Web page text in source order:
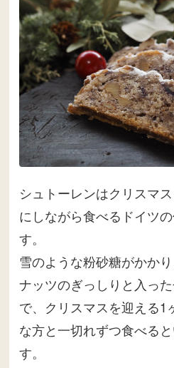
シュトーレンはクリスマ
にしながら食べるドイツ
す。
雪のような粉砂糖がかか
ナッツのぎっしりと入っ
で、クリスマスを迎える1
な方と一切れずつ食べる
す。